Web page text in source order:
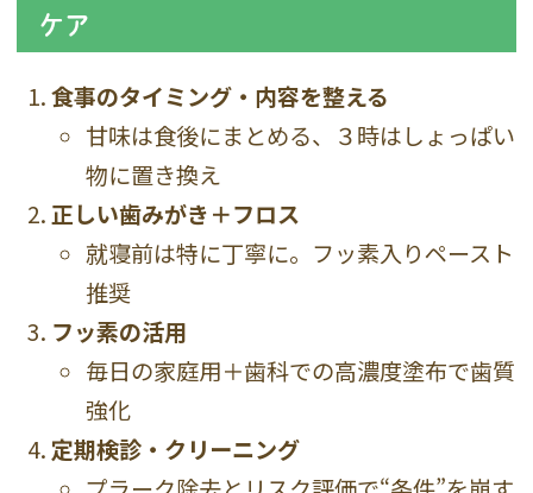
ケア
食事のタイミング・内容を整える
甘味は食後にまとめる、３時はしょっぱい
物に置き換え
正しい歯みがき＋フロス
就寝前は特に丁寧に。フッ素入りペースト
推奨
フッ素の活用
毎日の家庭用＋歯科での高濃度塗布で歯質
強化
定期検診・クリーニング